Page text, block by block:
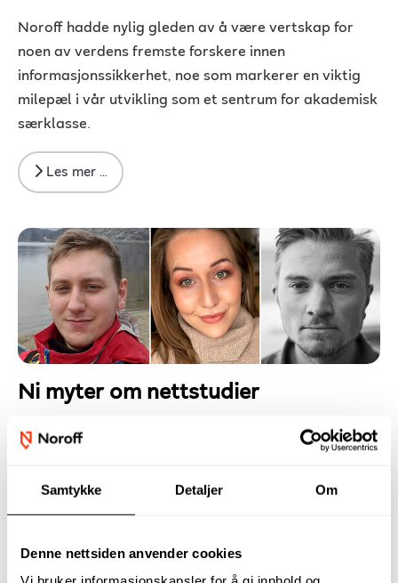
Samtykke Detaljer Om
Denne nettsiden anvender cookies
Noroff hadde nylig gleden av å være vertskap for
noen av verdens fremste forskere innen
informasjonssikkerhet, noe som markerer en viktig
milepæl i vår utvikling som et sentrum for akademisk
særklasse.
Les mer …
Ni myter om nettstudier
Det finnes mange myter om å studere på nett. Er det
mulig å ha et sosialt studieliv på nett? Og får man